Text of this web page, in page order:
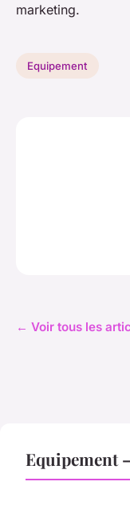
marketing.
Equipement
← Voir tous les
Equipement